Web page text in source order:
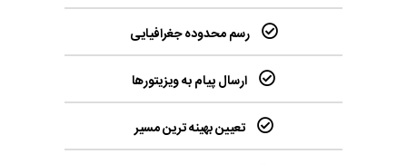
رسم محدوده جغرافیایی
ارسال پیام به ویزیتورها
تعیین بهینه ترین مسیر